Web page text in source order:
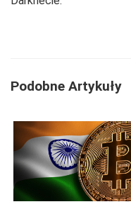
Podobne Artykuły